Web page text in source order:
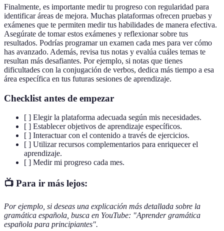
Finalmente, es importante medir tu progreso con regularidad para
identificar áreas de mejora. Muchas plataformas ofrecen pruebas y
exámenes que te permiten medir tus habilidades de manera efectiva.
Asegúrate de tomar estos exámenes y reflexionar sobre tus
resultados. Podrías programar un examen cada mes para ver cómo
has avanzado. Además, revisa tus notas y evalúa cuáles temas te
resultan más desafiantes. Por ejemplo, si notas que tienes
dificultades con la conjugación de verbos, dedica más tiempo a esa
área específica en tus futuras sesiones de aprendizaje.
Checklist antes de empezar
[ ] Elegir la plataforma adecuada según mis necesidades.
[ ] Establecer objetivos de aprendizaje específicos.
[ ] Interactuar con el contenido a través de ejercicios.
[ ] Utilizar recursos complementarios para enriquecer el
aprendizaje.
[ ] Medir mi progreso cada mes.
📺 Para ir más lejos:
Por ejemplo, si deseas una explicación más detallada sobre la
gramática española, busca en YouTube: "Aprender gramática
española para principiantes".